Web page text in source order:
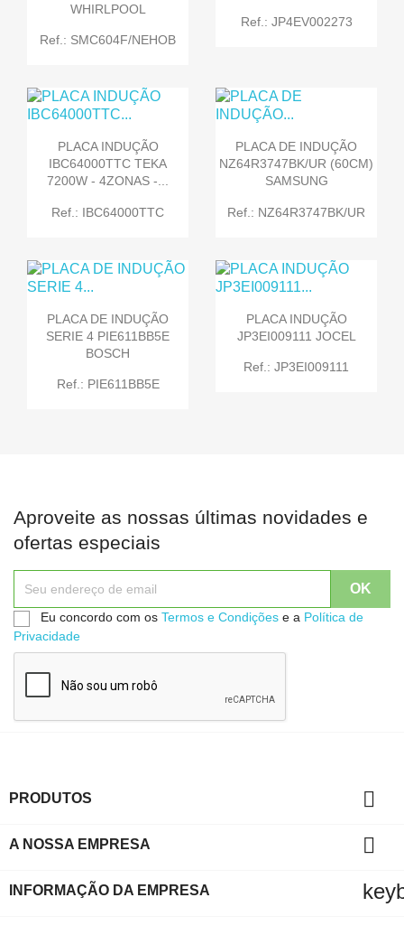
WHIRLPOOL
Ref.: SMC604F/NEHOB
Ref.: JP4EV002273
PLACA INDUÇÃO
IBC64000TTC TEKA
7200W - 4ZONAS -...
Ref.: IBC64000TTC
PLACA DE INDUÇÃO
NZ64R3747BK/UR (60CM)
SAMSUNG
Ref.: NZ64R3747BK/UR
PLACA DE INDUÇÃO
SERIE 4 PIE611BB5E
BOSCH
Ref.: PIE611BB5E
PLACA INDUÇÃO
JP3EI009111 JOCEL
Ref.: JP3EI009111
Aproveite as nossas últimas novidades e
ofertas especiais
Eu concordo com os Termos e Condições e a Política de
Privacidade
PRODUTOS 
A NOSSA EMPRESA 
INFORMAÇÃO DA EMPRESA